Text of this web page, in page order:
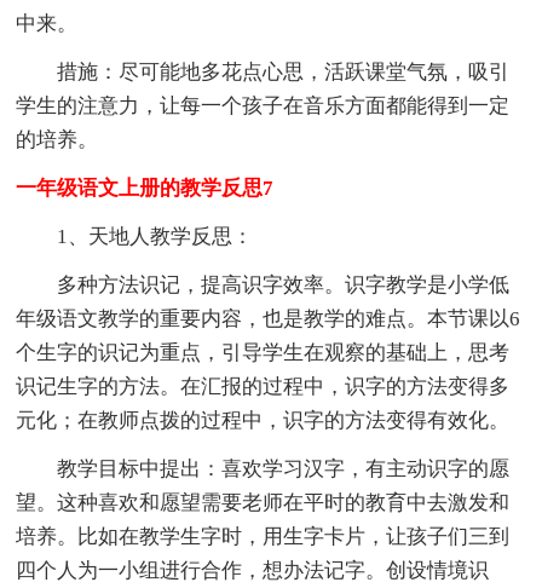
中来。
措施：尽可能地多花点心思，活跃课堂气氛，吸引
学生的注意力，让每一个孩子在音乐方面都能得到一定
的培养。
一年级语文上册的教学反思7
1、天地人教学反思：
多种方法识记，提高识字效率。识字教学是小学低
年级语文教学的重要内容，也是教学的难点。本节课以6
个生字的识记为重点，引导学生在观察的基础上，思考
识记生字的方法。在汇报的过程中，识字的方法变得多
元化；在教师点拨的过程中，识字的方法变得有效化。
教学目标中提出：喜欢学习汉字，有主动识字的愿
望。这种喜欢和愿望需要老师在平时的教育中去激发和
培养。比如在教学生字时，用生字卡片，让孩子们三到
四个人为一小组进行合作，想办法记字。创设情境识